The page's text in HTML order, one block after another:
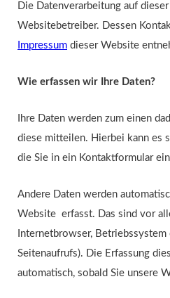
Die Datenverarbeitung auf
Websitebetreiber. Dessen
Impressum dieser Website
Wie erfassen wir Ihre Daten?
Ihre Daten werden zum einen
diese mitteilen. Hierbei kann es
die Sie in ein Kontaktformular
Andere Daten werden
Website erfasst. Das sind vor
Internetbrowser,
Seitenaufrufs). Die Erfassung
automatisch, sobald Sie unsere